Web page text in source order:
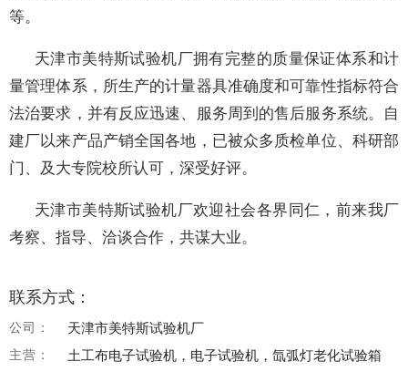
等。
天津市美特斯试验机厂拥有完整的质量保证体系和计
量管理体系，所生产的计量器具准确度和可靠性指标符合
法治要求，并有反应迅速、服务周到的售后服务系统。自
建厂以来产品产销全国各地，已被众多质检单位、科研部
门、及大专院校所认可，深受好评。
天津市美特斯试验机厂欢迎社会各界同仁，前来我厂
考察、指导、洽谈合作，共谋大业。
联系方式：
公司： 天津市美特斯试验机厂
主营： 土工布电子试验机，电子试验机，氙弧灯老化试验箱